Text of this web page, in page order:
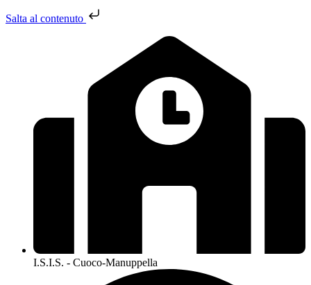
Salta al contenuto
I.S.I.S. - Cuoco-Manuppella